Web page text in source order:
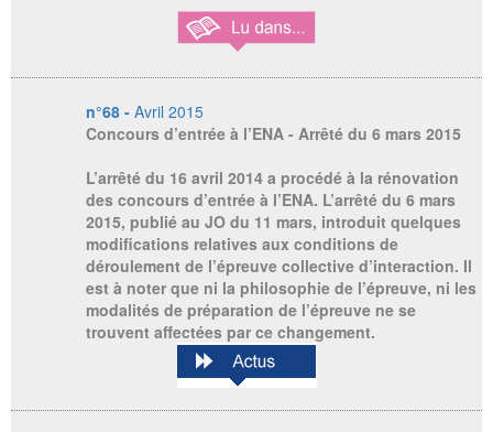
n°68 - Avril 2015
Concours d’entrée à l’ENA - Arrêté du 6 mars 2015
L’arrêté du 16 avril 2014 a procédé à la rénovation
des concours d’entrée à l’ENA. L’arrêté du 6 mars
2015, publié au JO du 11 mars, introduit quelques
modifications relatives aux conditions de
déroulement de l’épreuve collective d’interaction. Il
est à noter que ni la philosophie de l’épreuve, ni les
modalités de préparation de l’épreuve ne se
trouvent affectées par ce changement.